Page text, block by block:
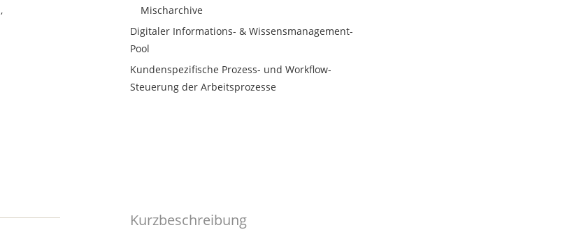
Mischarchive
Digitaler Informations- & Wissensmanagement-
Pool
Kundenspezifische Prozess- und Workflow-
Steuerung der Arbeitsprozesse
Kurzbeschreibung